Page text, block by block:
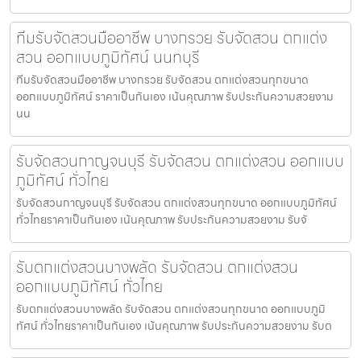
ทีมรับจัดสวนมืออาชีพ บางกรวย รับจัดสวน ตกแต่ง
สวน ออกแบบภูมิทัศน์ นนทบุรี
ทีมรับจัดสวนมืออาชีพ บางกรวย รับจัดสวน ตกแต่งสวนทุกขนาด
ออกแบบภูมิทัศน์ ราคาเป็นกันเอง เน้นคุณภาพ รับประกันความสวยงาม
นน
รับจัดสวนกาญจนบุรี รับจัดสวน ตกแต่งสวน ออกแบบ
ภูมิทัศน์ ทั่วไทย
รับจัดสวนกาญจนบุรี รับจัดสวน ตกแต่งสวนทุกขนาด ออกแบบภูมิทัศน์
ทั่วไทยราคาเป็นกันเอง เน้นคุณภาพ รับประกันความสวยงาม รับจั
รับตกแต่งสวนบางพลัด รับจัดสวน ตกแต่งสวน
ออกแบบภูมิทัศน์ ทั่วไทย
รับตกแต่งสวนบางพลัด รับจัดสวน ตกแต่งสวนทุกขนาด ออกแบบภูมิ
ทัศน์ ทั่วไทยราคาเป็นกันเอง เน้นคุณภาพ รับประกันความสวยงาม รับต